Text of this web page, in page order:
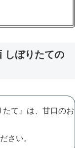
しぼりたての
たて』は、甘口のお
さい。